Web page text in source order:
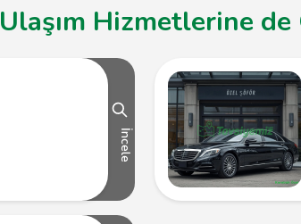
Hizmetlerine
İncele